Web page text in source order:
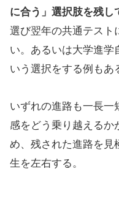
に合う」選択肢を残し
選び翌年の共通テスト
い。あるいは大学進学
いう選択をする例もあ
いずれの進路も一長一
感をどう乗り越えるか
め、残された進路を見
生を左右する。